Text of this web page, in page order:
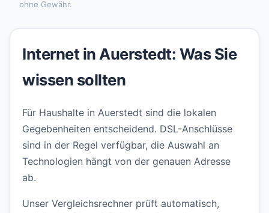
ohne Gewähr.
Internet in Auerstedt: Was Sie
wissen sollten
Für Haushalte in Auerstedt sind die lokalen
Gegebenheiten entscheidend. DSL-Anschlüsse
sind in der Regel verfügbar, die Auswahl an
Technologien hängt von der genauen Adresse
ab.
Unser Vergleichsrechner prüft automatisch,